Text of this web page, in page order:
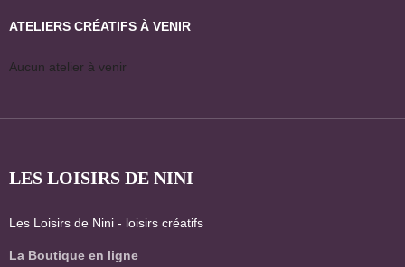
ATELIERS CRÉATIFS À VENIR
Aucun atelier à venir
LES LOISIRS DE NINI
Les Loisirs de Nini - loisirs créatifs
La Boutique en ligne